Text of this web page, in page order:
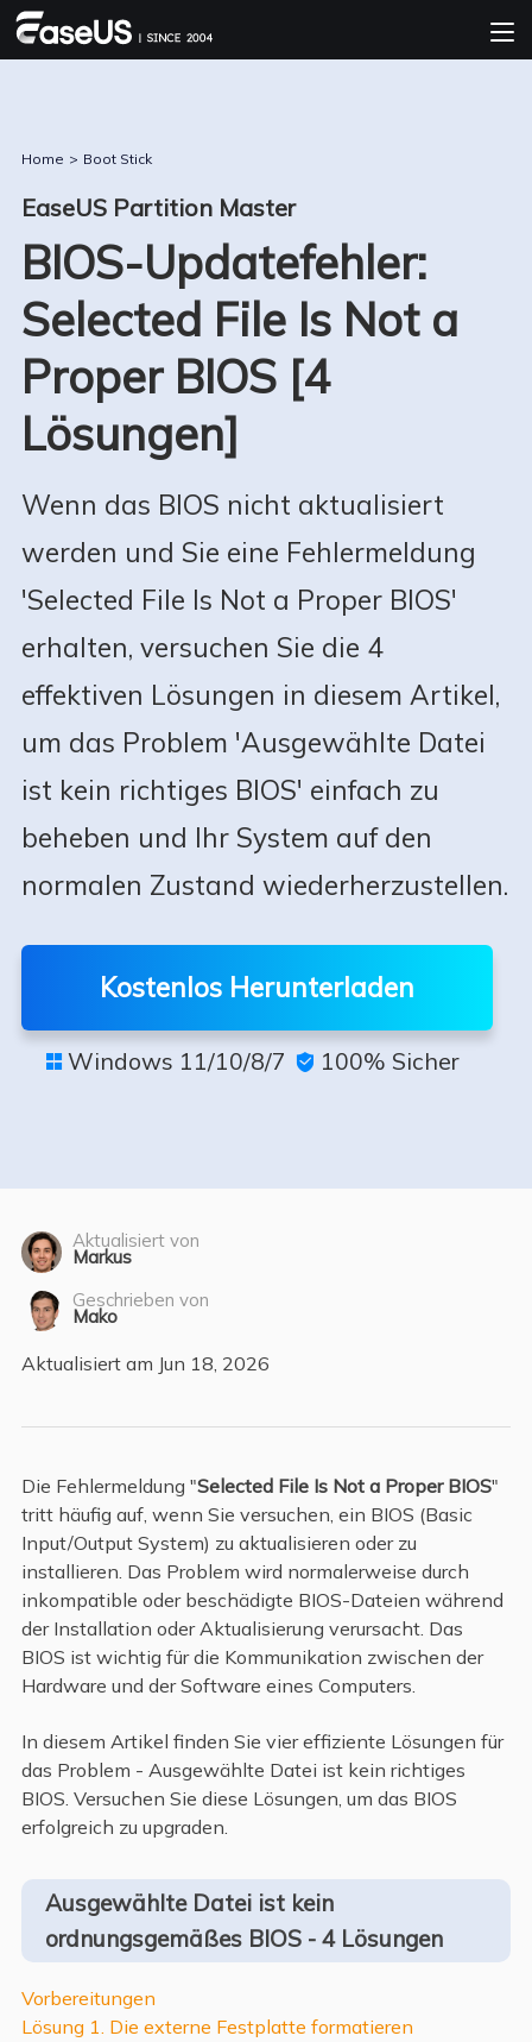
Home > Boot Stick
EaseUS Partition Master
BIOS-Updatefehler:
Selected File Is Not a
Proper BIOS [4
Lösungen]
Wenn das BIOS nicht aktualisiert
werden und Sie eine Fehlermeldung
'Selected File Is Not a Proper BIOS'
erhalten, versuchen Sie die 4
effektiven Lösungen in diesem Artikel,
um das Problem 'Ausgewählte Datei
ist kein richtiges BIOS' einfach zu
beheben und Ihr System auf den
normalen Zustand wiederherzustellen.
Kostenlos Herunterladen
 Windows 11/10/8/7  100% Sicher
Aktualisiert von
Markus
Geschrieben von
Mako
Aktualisiert am Jun 18, 2026
Die Fehlermeldung "Selected File Is Not a Proper BIOS"
tritt häufig auf, wenn Sie versuchen, ein BIOS (Basic
Input/Output System) zu aktualisieren oder zu
installieren. Das Problem wird normalerweise durch
inkompatible oder beschädigte BIOS-Dateien während
der Installation oder Aktualisierung verursacht. Das
BIOS ist wichtig für die Kommunikation zwischen der
Hardware und der Software eines Computers.
In diesem Artikel finden Sie vier effiziente Lösungen für
das Problem - Ausgewählte Datei ist kein richtiges
BIOS. Versuchen Sie diese Lösungen, um das BIOS
erfolgreich zu upgraden.
Ausgewählte Datei ist kein
ordnungsgemäßes BIOS - 4 Lösungen
Vorbereitungen
Lösung 1. Die externe Festplatte formatieren